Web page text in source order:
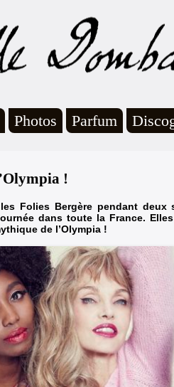
Photos Parfum
!
Folies Bergère pendant deux
dans toute la France.
de l’Olympia !